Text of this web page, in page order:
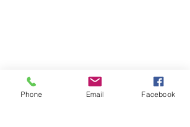
Phone Email Facebook